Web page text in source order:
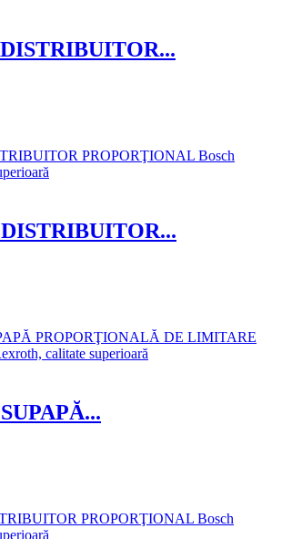
DISTRIBUITOR...
DISTRIBUITOR...